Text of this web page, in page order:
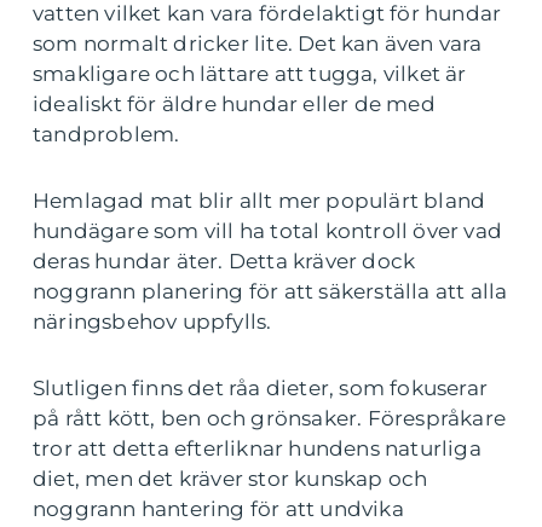
vatten vilket kan vara fördelaktigt för hundar
som normalt dricker lite. Det kan även vara
smakligare och lättare att tugga, vilket är
idealiskt för äldre hundar eller de med
tandproblem.
Hemlagad mat blir allt mer populärt bland
hundägare som vill ha total kontroll över vad
deras hundar äter. Detta kräver dock
noggrann planering för att säkerställa att alla
näringsbehov uppfylls.
Slutligen finns det råa dieter, som fokuserar
på rått kött, ben och grönsaker. Förespråkare
tror att detta efterliknar hundens naturliga
diet, men det kräver stor kunskap och
noggrann hantering för att undvika